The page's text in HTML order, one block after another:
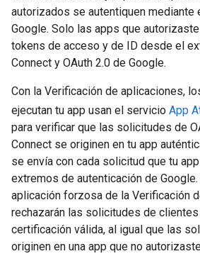
autorizados se autentiquen mediante
Google. Solo las apps que
tokens de acceso y de ID desde el
Connect y OAuth 2.0 de Google.
Con la Verificación de aplicaciones,
ejecutan tu app usan el servicio App
para verificar que las solicitudes de
Connect se originen en tu app
se envía con cada solicitud que tu
extremos de autenticación de
aplicación forzosa de la Verificación
rechazarán las solicitudes de clientes
certificación válida, al igual que las
originen en una app que no